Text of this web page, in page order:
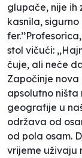
glupače, nije ih
kasnila,
stol vičući:
čuje, ali neće
Započinje
apsolutno ništa
geografije u
održava od
od pola osam.
vrijeme uživaju